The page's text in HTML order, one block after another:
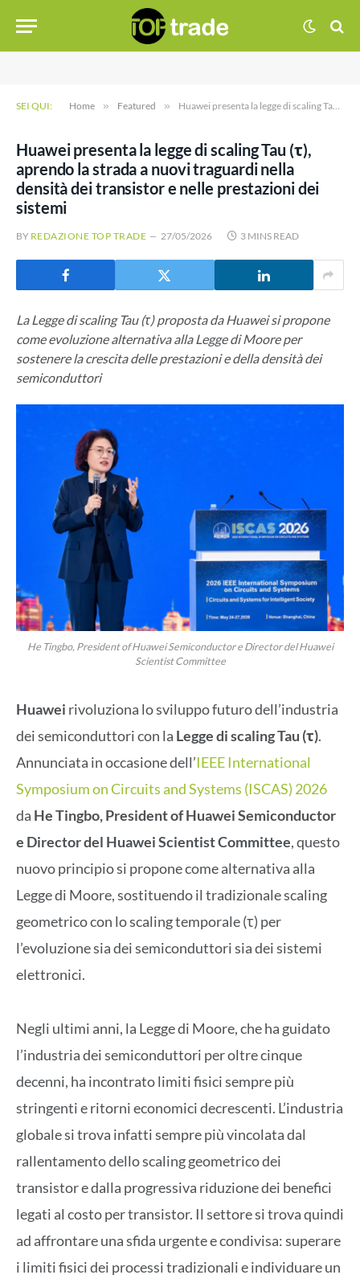
SEI QUI: Home » Featured » Huawei presenta la legge di scaling Tau (τ), aprendo la strada a nuovi traguardi nella densità dei transistor e nelle prestazioni dei sistemi
Huawei presenta la legge di scaling Tau (τ),
aprendo la strada a nuovi traguardi nella
densità dei transistor e nelle prestazioni dei
sistemi
BY REDAZIONE TOP TRADE 27/05/2026 3 MINS READ
La Legge di scaling Tau (τ) proposta da Huawei si propone
come evoluzione alternativa alla Legge di Moore per
sostenere la crescita delle prestazioni e della densità dei
semiconduttori
He Tingbo, President of Huawei Semiconductor e Director del Huawei
Scientist Committee
Huawei rivoluziona lo sviluppo futuro dell’industria
dei semiconduttori con la Legge di scaling Tau (τ).
Annunciata in occasione dell’IEEE International
Symposium on Circuits and Systems (ISCAS) 2026
da He Tingbo, President of Huawei Semiconductor
e Director del Huawei Scientist Committee, questo
nuovo principio si propone come alternativa alla
Legge di Moore, sostituendo il tradizionale scaling
geometrico con lo scaling temporale (τ) per
l’evoluzione sia dei semiconduttori sia dei sistemi
elettronici.
Negli ultimi anni, la Legge di Moore, che ha guidato
l’industria dei semiconduttori per oltre cinque
decenni, ha incontrato limiti fisici sempre più
stringenti e ritorni economici decrescenti. L’industria
globale si trova infatti sempre più vincolata dal
rallentamento dello scaling geometrico dei
transistor e dalla progressiva riduzione dei benefici
legati al costo per transistor. Il settore si trova quindi
ad affrontare una sfida urgente e condivisa: superare
i limiti fisici dei processi tradizionali e individuare un